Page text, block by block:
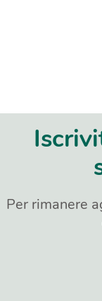
Per rimanere